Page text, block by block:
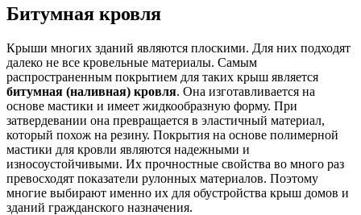
Битумная кровля
Крыши многих зданий являются плоскими. Для них подходят
далеко не все кровельные материалы. Самым
распространенным покрытием для таких крыш является
битумная (наливная) кровля. Она изготавливается на
основе мастики и имеет жидкообразную форму. При
затвердевании она превращается в эластичный материал,
который похож на резину. Покрытия на основе полимерной
мастики для кровли являются надежными и
износоустойчивыми. Их прочностные свойства во много раз
превосходят показатели рулонных материалов. Поэтому
многие выбирают именно их для обустройства крыш домов и
зданий гражданского назначения.